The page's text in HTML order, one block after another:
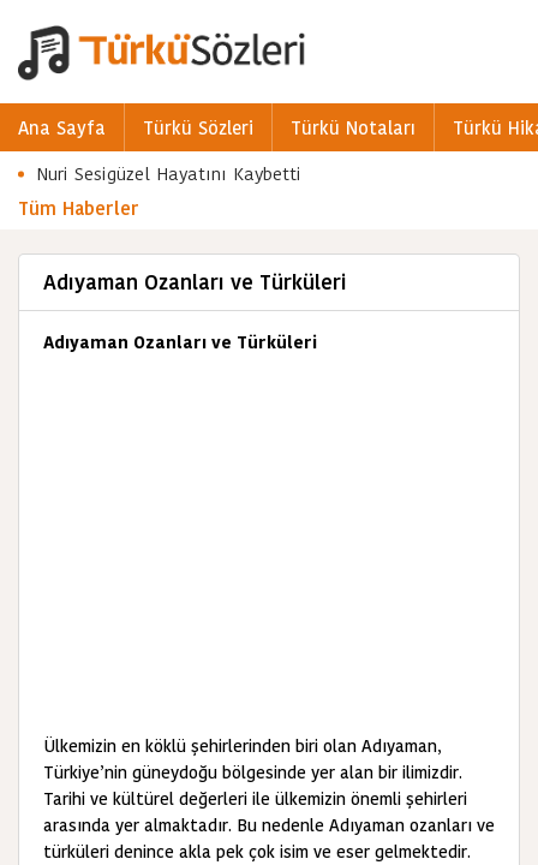
Ana Sayfa Türkü Sözleri Türkü Notaları
Türkü
Nuri Sesigüzel Hayatını Kaybetti
Tüm Haberler
Adıyaman Ozanları ve Türküleri
Adıyaman Ozanları ve Türküleri
Ülkemizin en köklü şehirlerinden biri olan Adıyaman,
Türkiye’nin güneydoğu bölgesinde yer alan bir ilimizdir.
Tarihi ve kültürel değerleri ile ülkemizin önemli şehirleri
arasında yer almaktadır. Bu nedenle Adıyaman ozanları ve
türküleri denince akla pek çok isim ve eser gelmektedir.